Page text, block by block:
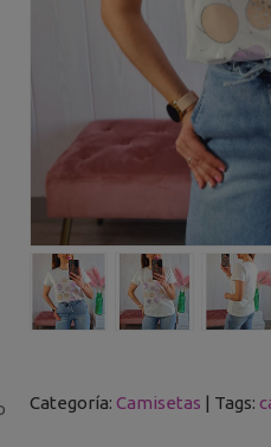
Categoría: Camisetas | Tags: